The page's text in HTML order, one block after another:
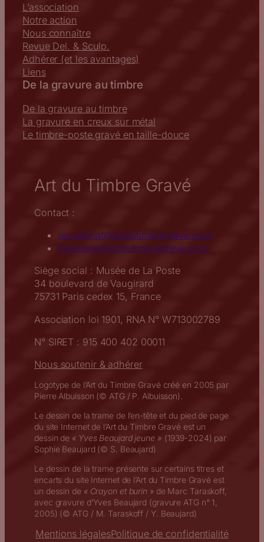
L’association
Notre action
Nous connaître
Revue Del. & Sculp.
Adhérer (et les avantages)
Liens
De la gravure au timbre
De la gravure au timbre
La gravure en creux sur métal
Le timbre-poste gravé en taille-douce
Art du Timbre Gravé
Contact :
secretariat@artdutimbregrave.com
tresorerie@artdutimbregrave.com
Siège social : Musée de La Poste
34 boulevard de Vaugirard
75731 Paris cedex 15, France
Association loi 1901, RNA N° W713002789
N° SIRET : 915 400 402 00011
Nous soutenir & adhérer
Logotype de l’Art du Timbre Gravé créé en 2005 par
Pierre Albuisson (© ATG / P. Albuisson).
Le dessin de la trame de l’en-tête et du pied de page
du site Internet de l’Art du Timbre Gravé est un
dessin de « Yves Beaujard jeune » (1939-2024) par
Sophie Beaujard (© S. Beaujard)
Le dessin de la trame présente sur certains titres et
encarts du site Internet de l’Art du Timbre Gravé est
un dessin de « Crayon et burin » de Marc Taraskoff,
avec gravure d’Yves Beaujard (gravure ATG n° 1,
2005) (© ATG / M. Taraskoff / Y. Beaujard)
Mentions légalesPolitique de confidentialité